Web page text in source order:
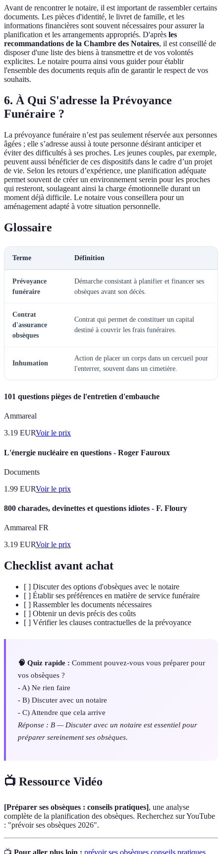
Avant de rencontrer le notaire, il est important de rassembler certains
documents. Les pièces d'identité, le livret de famille, et les
informations financières sont souvent nécessaires pour assurer la
planification et les arrangements appropriés. D'après les
recommandations de la Chambre des Notaires, il est conseillé de
disposer d'une liste des biens à transmettre et de vos volontés
explicites. Le notaire pourra ainsi vous guider pour établir
l'ensemble des documents requis afin de garantir le respect de vos
souhaits.
6. À Qui S'adresse la Prévoyance
Funéraire ?
La prévoyance funéraire n’est pas seulement réservée aux personnes
âgées ; elle s’adresse aussi à toute personne désirant anticiper et
éviter des difficultés à ses proches. Les jeunes couples, par exemple,
peuvent aussi bénéficier de ces dispositifs dans le cadre d’un projet
de vie. Selon les retours d’expérience, une planification adéquate
permet souvent de créer un environnement serein pour les proches
qui resteront, soulageant ainsi la charge émotionnelle durant un
moment déjà difficile. Le notaire vous conseillera pour un
aménagement adapté à votre situation personnelle.
Glossaire
Terme Définition
Prévoyance
funéraire
Démarche consistant à planifier et financer ses
obsèques avant son décès.
Contrat
d'assurance
obsèques
Contrat qui permet de constituer un capital
destiné à couvrir les frais funéraires.
Inhumation
Action de placer un corps dans un cercueil pour
l'enterrer, souvent dans un cimetière.
101 questions pièges de l'entretien d'embauche
Ammareal
3.19 EURVoir le prix
L'énergie nucléaire en questions - Roger Fauroux
Documents
1.99 EURVoir le prix
800 charades, devinettes et questions idiotes - F. Floury
Ammareal FR
3.19 EURVoir le prix
Checklist avant achat
[ ] Discuter des options d'obsèques avec le notaire
[ ] Établir ses préférences en matière de service funéraire
[ ] Rassembler les documents nécessaires
[ ] Obtenir un devis précis des coûts
[ ] Vérifier les clauses contractuelles de la prévoyance
🧠 Quiz rapide : Comment pouvez-vous vous préparer pour
vos obsèques ?
- A) Ne rien faire
- B) Discuter avec un notaire
- C) Attendre que cela arrive
Réponse : B — Discuter avec un notaire est essentiel pour
préparer sereinement ses obsèques.
📺 Ressource Vidéo
[Préparer ses obsèques : conseils pratiques], une analyse
complète de la planification des obsèques. Recherchez sur YouTube
: "prévoir ses obsèques 2026".